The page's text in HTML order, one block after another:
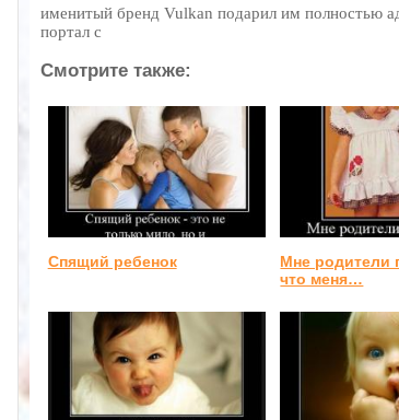
именитый бренд Vulkan подарил им полностью
портал с
Смотрите также:
Спящий ребенок
Мне родители
что меня…